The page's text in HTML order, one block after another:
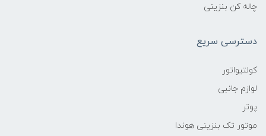
چاله کن بنزینی
دسترسی سریع
کولتیواتور
لوازم جانبی
پوتر
موتور تک بنزینی هوندا